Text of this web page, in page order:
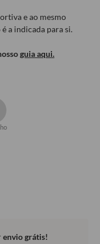
e ao mesmo
a indicada para si.
guia aqui.
envio grátis!